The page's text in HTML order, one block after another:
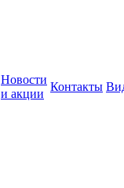
Новости
и акции
Контакты